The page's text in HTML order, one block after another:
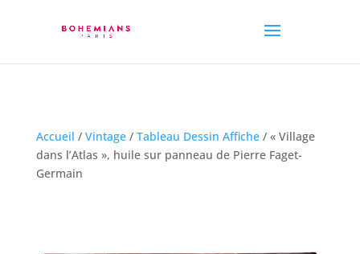
Accueil / Vintage/ Tableau Dessin Affiche/ « Village
dans l’Atlas », huile sur panneau de Pierre Faget-
Germain